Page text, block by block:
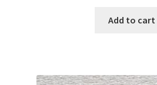
Add to cart